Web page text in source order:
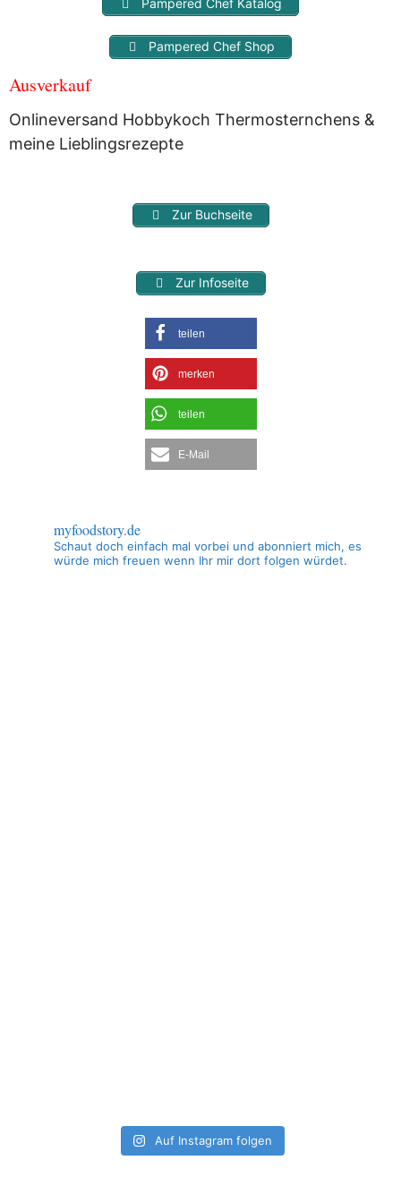
Pampered Chef Katalog
Pampered Chef Shop
Ausverkauf
Onlineversand Hobbykoch Thermosternchens &
meine Lieblingsrezepte
Zur Buchseite
Zur Infoseite
teilen
merken
teilen
E-Mail
myfoodstory.de
Schaut doch einfach mal vorbei und abonniert mich, es
würde mich freuen wenn Ihr mir dort folgen würdet.
Auf Instagram folgen